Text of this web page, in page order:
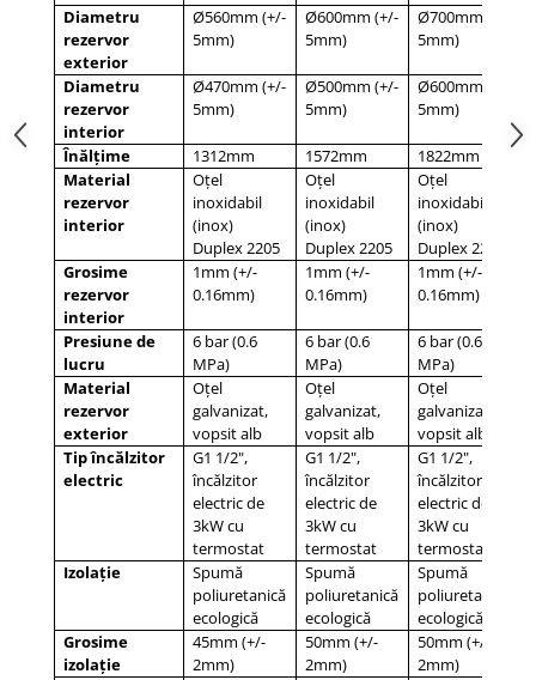
Diametru
rezervor
exterior
Ø560mm (+/-
5mm)
Ø600mm (+/-
5mm)
Ø700mm (+/-
5mm)
Diametru
rezervor
interior
Ø470mm (+/-
5mm)
Ø500mm (+/-
5mm)
Ø600mm (+/-
5mm)
Înălțime 1312mm 1572mm
1822mm
Material
rezervor
interior
Oțel
inoxidabil
(inox)
Duplex 2205
Oțel
inoxidabil
(inox)
Duplex 2205
Oțel
inoxidabil
(inox)
Duplex 2205
Grosime
rezervor
interior
1mm (+/-
0.16mm)
1mm (+/-
0.16mm)
1mm (+/-
0.16mm)
Presiune de
lucru
6 bar (0.6
MPa)
6 bar (0.6
MPa)
6 bar (0.6
MPa)
Material
rezervor
exterior
Oțel
galvanizat,
vopsit alb
Oțel
galvanizat,
vopsit alb
Oțel
galvanizat,
vopsit alb
Tip încălzitor
electric
G1 1/2",
încălzitor
electric de
3kW cu
termostat
G1 1/2",
încălzitor
electric de
3kW cu
termostat
G1 1/2",
încălzitor
electric de
3kW cu
termostat
Izolație
Spumă
poliuretanică
ecologică
Spumă
poliuretanică
ecologică
Spumă
poliuretanică
ecologică
Grosime
izolație
45mm (+/-
2mm)
50mm (+/-
2mm)
50mm (+/-
2mm)